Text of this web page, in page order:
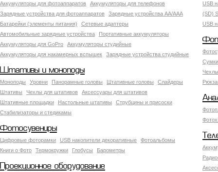
Аккумуляторы для фотоаппаратов
Аккумуляторы для телефонов
Зарядные устройства для фотоаппаратов
Зарядные устройства AA/AAA
Батарейки (элементы питания)
Сетевые адаптеры
Автомобильные зарядные устройства
Портативные аккумуляторы
Аккумуляторы для GoPro
Аккумуляторы студийные
Аккумуляторы для накамерных вспышек
Зарядные устройства студийные
USB
(SD)
USB
Штативы и моноподы
Моноподы Уровни Панорамные головы Штативные головы
Слайдеры
Штативы
Чехлы для штативов
Аксессуары для штативов
Штативные площадки
Настольные штативы
Струбцины и присоски
Стабилизаторы и стедикамы
Фотосувениры
Цифровые фоторамки USB накопители декоративные
Фотоальбомы
Книги о Фото
Термокружки Глобусы Барометры
Проекционное оборудование